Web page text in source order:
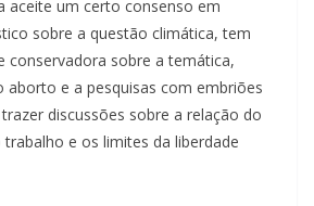
aceite um certo consenso em
sobre a questão climática, tem
conservadora sobre a temática,
aborto e a pesquisas com embriões
discussões sobre a relação do
e os limites da liberdade